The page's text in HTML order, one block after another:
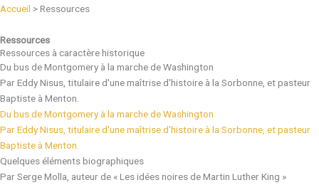
Accueil >Ressources
Ressources
Ressources à caractère historique
Du bus de Montgomery à la marche de Washington
Par Eddy Nisus, titulaire d'une maîtrise d'histoire à la Sorbonne, et pasteur
Baptiste à Menton.
Du bus de Montgomery à la marche de Washington
Par Eddy Nisus, titulaire d'une maîtrise d'histoire à la Sorbonne, et pasteur
Baptiste à Menton.
Quelques éléments biographiques
Par Serge Molla, auteur de « Les idées noires de Martin Luther King »